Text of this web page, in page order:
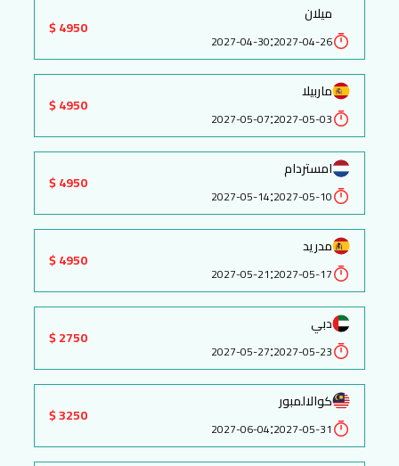
ميلان
2027-04-26
:
2027-04-30
4950 $
ماربيلا
2027-05-03
:
2027-05-07
4950 $
امستردام
2027-05-10
:
2027-05-14
4950 $
مدريد
2027-05-17
:
2027-05-21
4950 $
دبي
2027-05-23
:
2027-05-27
2750 $
كوالالمبور
2027-05-31
:
2027-06-04
3250 $